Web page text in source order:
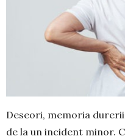
Deseori, memoria
de la un incident minor.